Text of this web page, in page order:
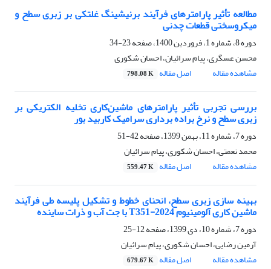
مطالعه تأثیر پارامترهای فرآیند برنیشینگ غلتکی بر زبری سطح و
میکروسختی قطعات چدنی
دوره 8، شماره 1، فروردین 1400، صفحه
23-34
محسن عسگری، پیام سرائیان، احسان شکوری
مشاهده مقاله
اصل مقاله 798.08 K
بررسی تجربی تأثیر پارامترهای ماشین‌کاری تخلیه الکتریکی بر
زبری سطح و نرخ براده برداری سرامیک کاربید بور
دوره 7، شماره 11، بهمن 1399، صفحه
42-51
محمد نعمتی، احسان شکوری، پیام سرائیان
مشاهده مقاله
اصل مقاله 559.47 K
بهینه سازی زبری سطح، انحنای خطوط و تشکیل پلیسه طی فرآیند
ماشین کاری آلومینیوم 2024-T351 با جت آب و ذرات ساینده
دوره 7، شماره 10، دی 1399، صفحه
12-25
آرمین رضایی، احسان شکوری، پیام سرائیان
مشاهده مقاله
اصل مقاله 679.67 K